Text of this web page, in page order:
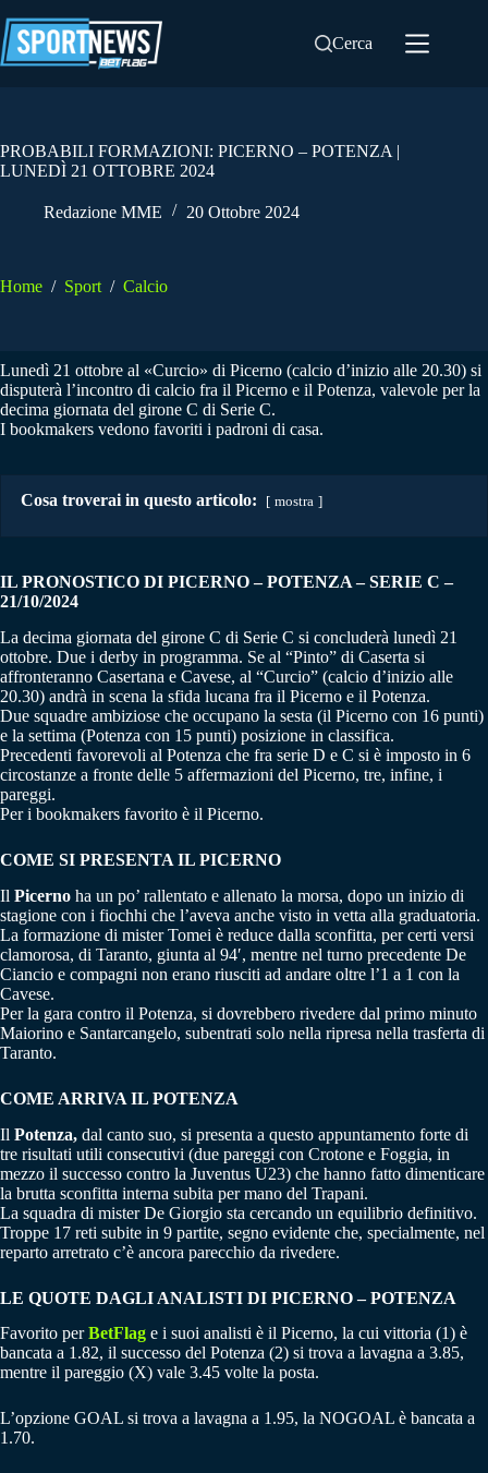
al
contenuto
Cerca
PROBABILI FORMAZIONI: PICERNO – POTENZA |
LUNEDÌ 21 OTTOBRE 2024
Redazione MME 20 Ottobre 2024
Home / Sport / Calcio
Lunedì 21 ottobre al «Curcio» di Picerno (calcio d’inizio alle 20.30) si
disputerà l’incontro di calcio fra il Picerno e il Potenza, valevole per la
decima giornata del girone C di Serie C.
I bookmakers vedono favoriti i padroni di casa.
Cosa troverai in questo articolo: mostra
IL PRONOSTICO DI PICERNO – POTENZA – SERIE C –
21/10/2024
La decima giornata del girone C di Serie C si concluderà lunedì 21
ottobre. Due i derby in programma. Se al “Pinto” di Caserta si
affronteranno Casertana e Cavese, al “Curcio” (calcio d’inizio alle
20.30) andrà in scena la sfida lucana fra il Picerno e il Potenza.
Due squadre ambiziose che occupano la sesta (il Picerno con 16 punti)
e la settima (Potenza con 15 punti) posizione in classifica.
Precedenti favorevoli al Potenza che fra serie D e C si è imposto in 6
circostanze a fronte delle 5 affermazioni del Picerno, tre, infine, i
pareggi.
Per i bookmakers favorito è il Picerno.
COME SI PRESENTA IL PICERNO
Il Picerno ha un po’ rallentato e allenato la morsa, dopo un inizio di
stagione con i fiochhi che l’aveva anche visto in vetta alla graduatoria.
La formazione di mister Tomei è reduce dalla sconfitta, per certi versi
clamorosa, di Taranto, giunta al 94′, mentre nel turno precedente De
Ciancio e compagni non erano riusciti ad andare oltre l’1 a 1 con la
Cavese.
Per la gara contro il Potenza, si dovrebbero rivedere dal primo minuto
Maiorino e Santarcangelo, subentrati solo nella ripresa nella trasferta di
Taranto.
COME ARRIVA IL POTENZA
Il Potenza, dal canto suo, si presenta a questo appuntamento forte di
tre risultati utili consecutivi (due pareggi con Crotone e Foggia, in
mezzo il successo contro la Juventus U23) che hanno fatto dimenticare
la brutta sconfitta interna subita per mano del Trapani.
La squadra di mister De Giorgio sta cercando un equilibrio definitivo.
Troppe 17 reti subite in 9 partite, segno evidente che, specialmente, nel
reparto arretrato c’è ancora parecchio da rivedere.
LE QUOTE DAGLI ANALISTI DI PICERNO –POTENZA
Favorito perBetFlag e i suoi analisti è il Picerno, la cui vittoria (1) è
bancata a 1.82, il successo del Potenza (2) si trova a lavagna a 3.85,
mentre il pareggio (X) vale 3.45 volte la posta.
L’opzione GOAL si trova a lavagna a 1.95, la NOGOAL è bancata a
1.70.